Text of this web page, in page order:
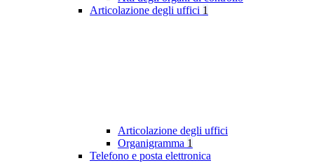
Articolazione degli uffici 1
Articolazione degli uffici
Organigramma 1
Telefono e posta elettronica